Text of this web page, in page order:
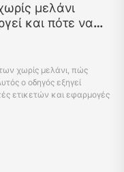
μελάνι
και πότε να
χωρίς μελάνι, πώς
ο οδηγός εξηγεί
ετικετών και εφαρμογές